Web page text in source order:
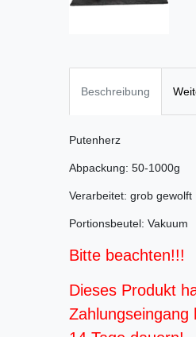
Beschreibung
Putenherz
Abpackung: 50-1000g
Verarbeitet: grob gewolft
Portionsbeutel: Vakuum
Bitte beachten!!!
Dieses Produkt
Zahlungseingang